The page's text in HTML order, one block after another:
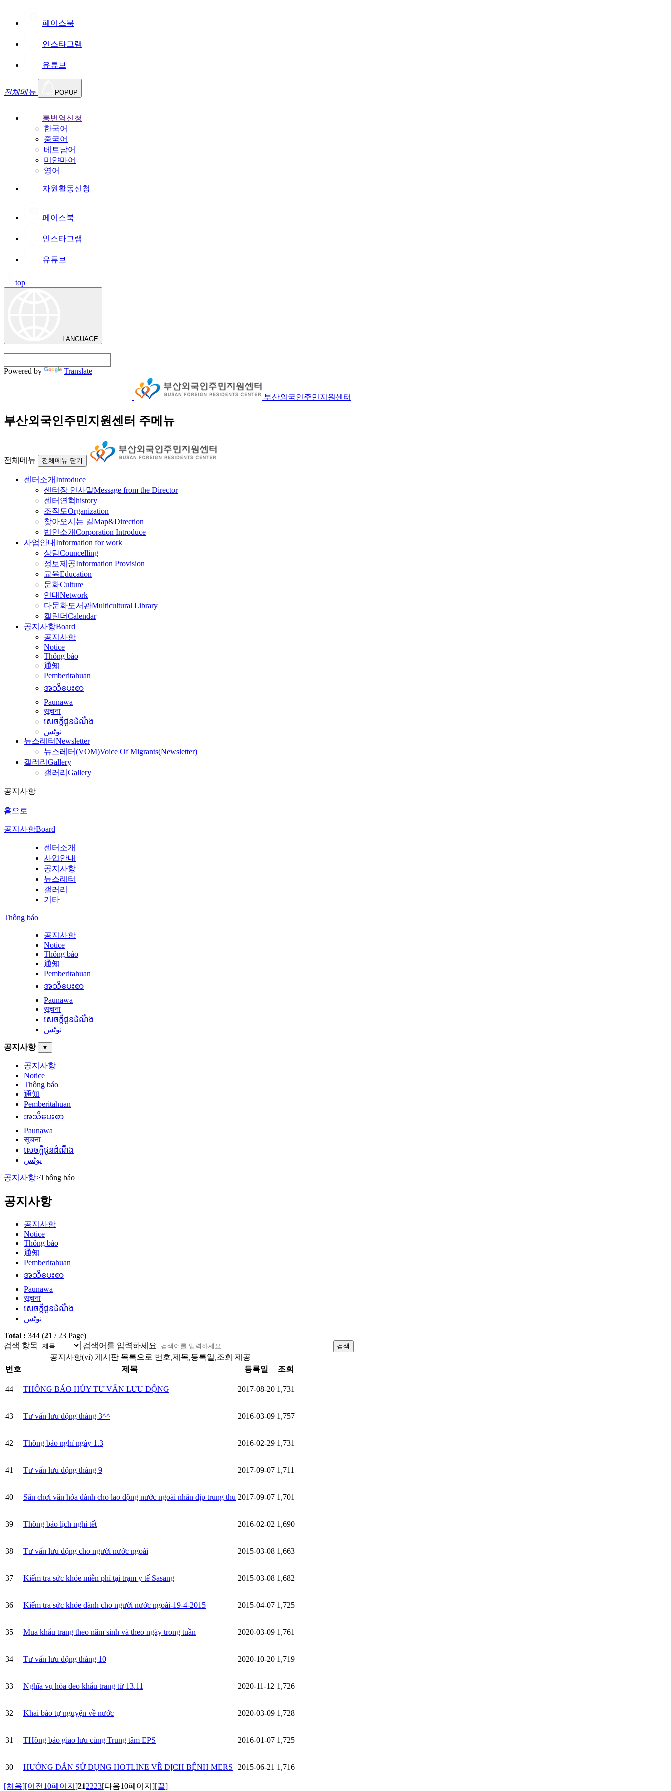
페이스북
인스타그램
유튜브
전체메뉴 POPUP
통번역신청
한국어
중국어
베트남어
미얀마어
영어
자원활동신청
페이스북
인스타그램
유튜브
top
LANGUAGE
Powered by Translate
부산외국인주민지원센터
부산외국인주민지원센터 주메뉴
전체메뉴 전체메뉴 닫기
센터소개Introduce
센터장 인사말Message from the Director
센터연혁history
조직도Organization
찾아오시는 길Map&Direction
법인소개Corporation Introduce
사업안내Information for work
상담Councelling
정보제공Information Provision
교육Education
문화Culture
연대Network
다문화도서관Multicultural Library
캘린더Calendar
공지사항Board
공지사항
Notice
Thông báo
通知
Pemberitahuan
အသိပေးစာ
Paunawa
सूचना
សេចក្តីជូនដំណឹង
نوٹس
뉴스레터Newsletter
뉴스레터(VOM)Voice Of Migrants(Newsletter)
갤러리 Gallery
갤러리 Gallery
공지사항
홈으로
공지사항Board
센터소개
사업안내
공지사항
뉴스레터
갤러리
기타
Thông báo
공지사항
Notice
Thông báo
通知
Pemberitahuan
အသိပေးစာ
Paunawa
सूचना
សេចក្តីជូនដំណឹង
نوٹس
공지사항 ▼
공지사항
Notice
Thông báo
通知
Pemberitahuan
အသိပေးစာ
Paunawa
सूचना
សេចក្តីជូនដំណឹង
نوٹس
공지사항>Thông báo
공지사항
공지사항
Notice
Thông báo
通知
Pemberitahuan
အသိပေးစာ
Paunawa
सूचना
សេចក្តីជូនដំណឹង
نوٹس
Total : 344 (21 / 23 Page)
검색 항목
검색어를 입력하세요 검색
공지사항(vi) 게시판 목록으로 번호,제목,등록일,조회 제공
번호
제목 등록일 조회
44 THÔNG BÁO HỦY TƯ VẤN LƯU ĐỘNG 2017-08-20 1,731
43 Tư vấn lưu động tháng 3^^ 2016-03-09 1,757
42 Thông báo nghỉ ngày 1.3 2016-02-29 1,731
41 Tư vấn lưu động tháng 9 2017-09-07 1,711
40 Sân chơi văn hóa dành cho lao động nước ngoài nhân dịp trung thu 2017-09-07 1,701
39 Thông báo lịch nghỉ tết 2016-02-02 1,690
38 Tư vấn lưu động cho người nước ngoài 2015-03-08 1,663
37 Kiểm tra sức khỏe miễn phí tại trạm y tế Sasang 2015-03-08 1,682
36 Kiểm tra sức khỏe dành cho người nước ngoài-19-4-2015 2015-04-07 1,725
35 Mua khẩu trang theo năm sinh và theo ngày trong tuần 2020-03-09 1,761
34 Tư vấn lưu động tháng 10 2020-10-20 1,719
33 Nghĩa vụ hóa đeo khẩu trang từ 13.11 2020-11-12 1,726
32 Khai báo tự nguyện về nước 2020-03-09 1,728
31 THông báo giao lưu cùng Trung tâm EPS 2016-01-07 1,725
30 HƯỚNG DẪN SỬ DỤNG HOTLINE VỀ DỊCH BỆNH MERS 2015-06-21 1,716
[처음][이전10페이지]212223[다음10페이지][끝]